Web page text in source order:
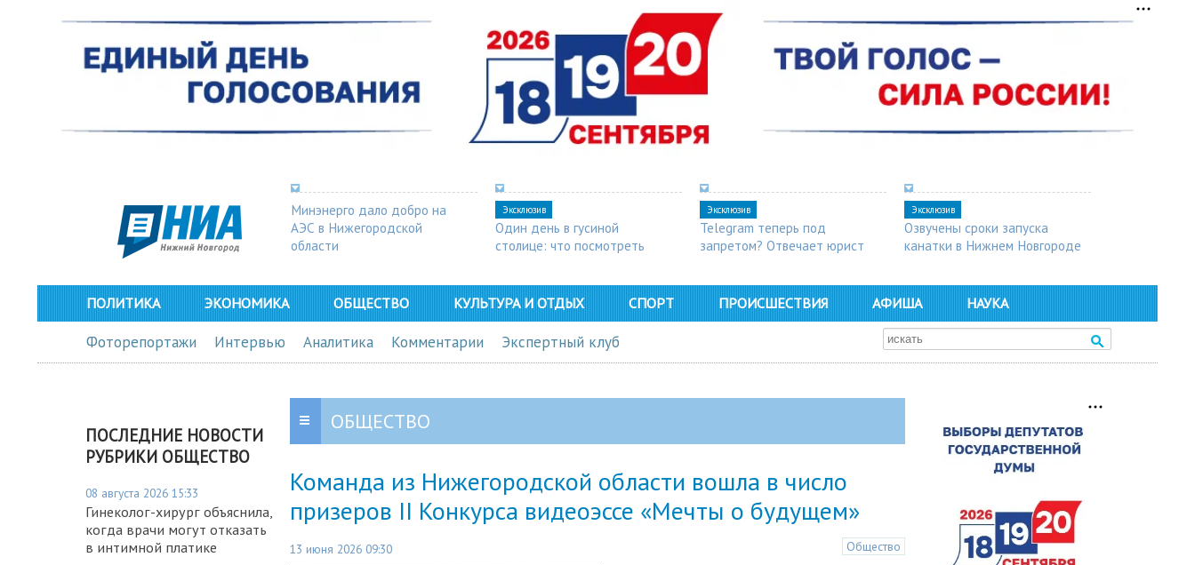
Минэнерго дало добро на
АЭС в Нижегородской
области
Эксклюзив
Один день в гусиной
столице: что посмотреть
Эксклюзив
Telegram теперь под
запретом? Отвечает юрист
Эксклюзив
Озвучены сроки запуска
канатки в Нижнем Новгороде
ПОЛИТИКА ЭКОНОМИКА ОБЩЕСТВО КУЛЬТУРА И ОТДЫХ СПОРТ ПРОИСШЕСТВИЯ АФИША НАУКА
Фоторепортажи Интервью Аналитика Комментарии Экспертный клуб
ПОСЛЕДНИЕ НОВОСТИ
РУБРИКИ ОБЩЕСТВО
08 августа 2026 15:33
Гинеколог-хирург объяснила,
когда врачи могут отказать
в интимной платике
ОБЩЕСТВО
Команда из Нижегородской области вошла в число
призеров II Конкурса видеоэссе «Мечты о будущем»
13 июня 2026 09:30 Общество